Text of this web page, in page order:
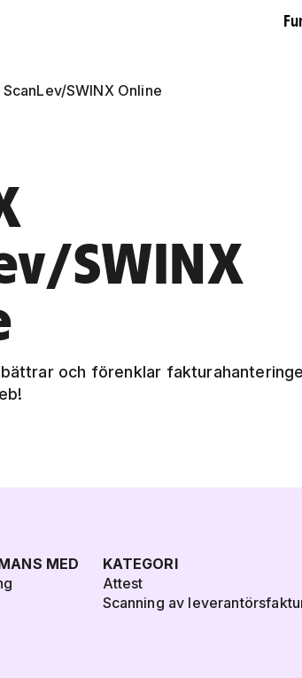
ScanLev/SWINX Online
SWINX
och förenklar
MED
KATEGORI
Attest
Scanning av